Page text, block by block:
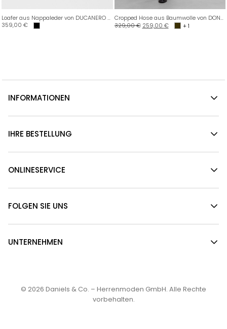
Loafer aus Nappaleder von DUCANERO SRL
359,00 €
Cropped Hose aus Baumwolle von DONDUP
329,00€ 259,00 € + 1
INFORMATIONEN
IHRE BESTELLUNG
ONLINESERVICE
FOLGEN SIE UNS
UNTERNEHMEN
© 2026 Daniels & Co. – Herrenmoden GmbH. Alle Rechte
vorbehalten.